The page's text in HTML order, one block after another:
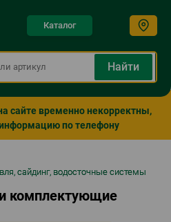
Каталог
сайте временно некорректны,
по телефону
сайдинг, водосточные системы
комплектующие